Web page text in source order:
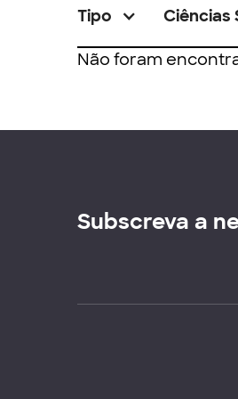
Tipo Ciências
Não foram
Subscreva a